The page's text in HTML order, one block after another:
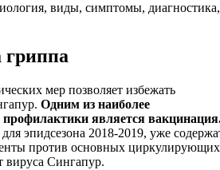
виды, симптомы, диагностика,
мер позволяет избежать
Одним из наиболее
является
эпидсезона 2018-2019, уже
против основных циркулирующих
вируса Сингапур.